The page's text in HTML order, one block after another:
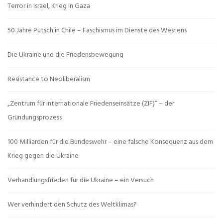
Terror in Israel, Krieg in Gaza
50 Jahre Putsch in Chile – Faschismus im Dienste des Westens
Die Ukraine und die Friedensbewegung
Resistance to Neoliberalism
„Zentrum für internationale Friedenseinsätze (ZIF)“ – der
Gründungsprozess
100 Milliarden für die Bundeswehr – eine falsche Konsequenz aus dem
Krieg gegen die Ukraine
Verhandlungsfrieden für die Ukraine – ein Versuch
Wer verhindert den Schutz des Weltklimas?